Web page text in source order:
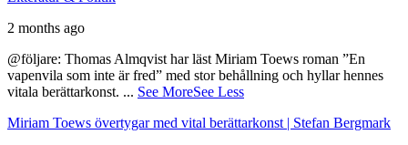
2 months ago
@följare: Thomas Almqvist har läst Miriam Toews roman ”En
vapenvila som inte är fred” med stor behållning och hyllar hennes
vitala berättarkonst. ... See MoreSee Less
Miriam Toews övertygar med vital berättarkonst | Stefan Bergmark